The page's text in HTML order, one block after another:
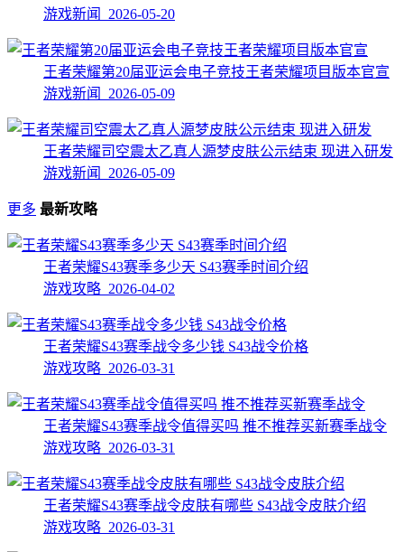
游戏新闻 2026-05-20
王者荣耀第20届亚运会电子竞技王者荣耀项目版本官宣
游戏新闻 2026-05-09
王者荣耀司空震太乙真人源梦皮肤公示结束 现进入研发
游戏新闻 2026-05-09
更多 最新攻略
王者荣耀S43赛季多少天 S43赛季时间介绍
游戏攻略 2026-04-02
王者荣耀S43赛季战令多少钱 S43战令价格
游戏攻略 2026-03-31
王者荣耀S43赛季战令值得买吗 推不推荐买新赛季战令
游戏攻略 2026-03-31
王者荣耀S43赛季战令皮肤有哪些 S43战令皮肤介绍
游戏攻略 2026-03-31